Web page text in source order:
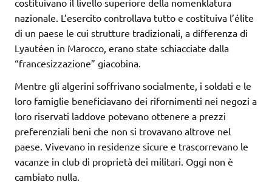
costituivano il livello superiore della nomenklatura
nazionale. L’esercito controllava tutto e costituiva l’élite
di un paese le cui strutture tradizionali, a differenza di
Lyautéen in Marocco, erano state schiacciate dalla
“francesizzazione” giacobina.
Mentre gli algerini soffrivano socialmente, i soldati e le
loro famiglie beneficiavano dei rifornimenti nei negozi a
loro riservati laddove potevano ottenere a prezzi
preferenziali beni che non si trovavano altrove nel
paese. Vivevano in residenze sicure e trascorrevano le
vacanze in club di proprietà dei militari. Oggi non è
cambiato nulla.